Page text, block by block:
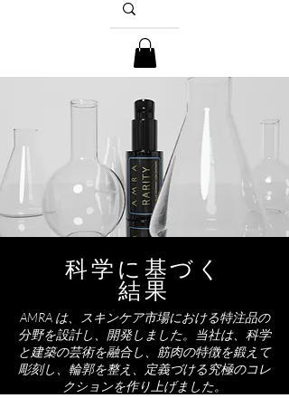
結果
科学に基づく
AMRA は、スキンケア市場における特注品の
分野を設計し、開発しました。当社は、科学
と建築の芸術を融合し、筋肉の特徴を鍛えて
彫刻し、輪郭を整え、定義づける究極のコレ
クションを作り上げました。